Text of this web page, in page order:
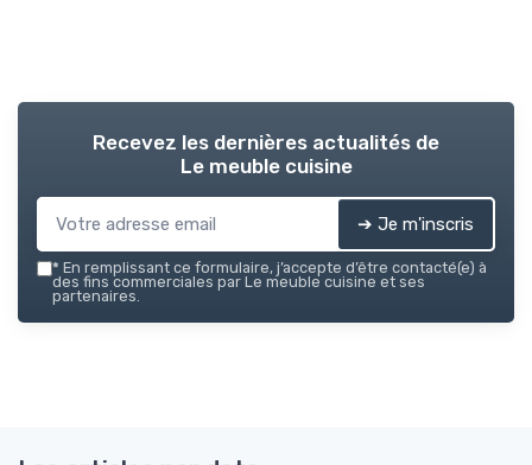
Recevez les dernières actualités de
Le meuble cuisine
➔ Je m'inscris
* En remplissant ce formulaire, j’accepte d’être contacté(e) à
des fins commerciales par Le meuble cuisine et ses
partenaires.